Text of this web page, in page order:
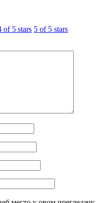
of 5 stars 5 of 5 stars